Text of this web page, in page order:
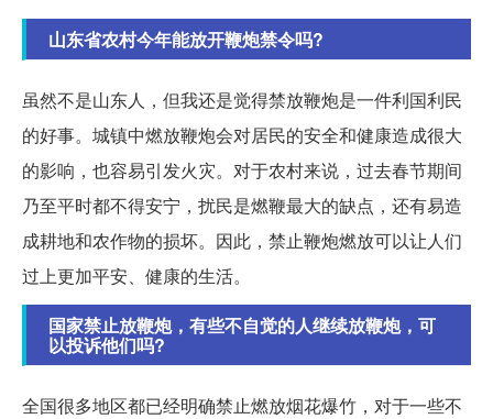
山东省农村今年能放开鞭炮禁令吗?
虽然不是山东人，但我还是觉得禁放鞭炮是一件利国利民
的好事。城镇中燃放鞭炮会对居民的安全和健康造成很大
的影响，也容易引发火灾。对于农村来说，过去春节期间
乃至平时都不得安宁，扰民是燃鞭最大的缺点，还有易造
成耕地和农作物的损坏。因此，禁止鞭炮燃放可以让人们
过上更加平安、健康的生活。
国家禁止放鞭炮，有些不自觉的人继续放鞭炮，可
以投诉他们吗?
全国很多地区都已经明确禁止燃放烟花爆竹，对于一些不